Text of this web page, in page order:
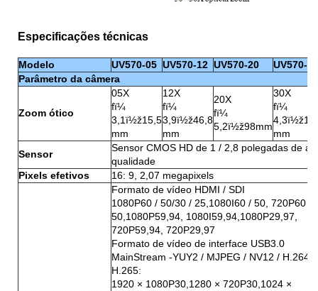
Especificações técnicas
Modelo UV570-05 UV570-12 UV570-20
UV570-30
Parâmetro da câmera
Zoom ótico
05X
fï¼
3,1ï½ž15,5
mm
12X
fï¼
3,9ï½ž46,8
mm
20X
fï¼
5,2ï½ž98mm
30X
fï¼
mm
Sensor
Sensor CMOS HD de 1 / 2,8 polegadas de
qualidade
Pixels efetivos
16: 9, 2,07 megapixels
Formato de vídeo HDMI / SDI
1080P60 / 50/30 / 25,1080I60 / 50, 720P60 /
50,1080P59,94, 1080I59,94,1080P29,97,
720P59,94, 720P29,97
Formato de vídeo de interface USB3.0
MainStream -YUY2 / MJPEG / NV12 / H.264 /
H.265:
1920 × 1080P30,1280 × 720P30,1024 ×